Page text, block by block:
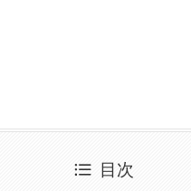
目次